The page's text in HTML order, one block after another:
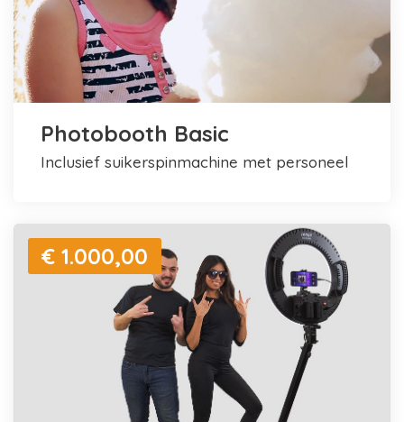
Photobooth Basic
inclusief suikerspinmachine met personeel
€ 1.000,00